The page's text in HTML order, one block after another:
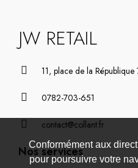
Conformément aux
pour poursuivre votre
JW RETAIL
11, place de la
0782-703-651
contact@collant.fr
Nos services